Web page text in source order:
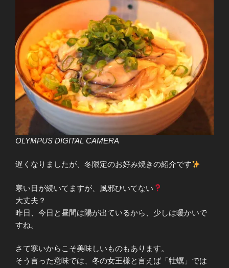
OLYMPUS DIGITAL CAMERA
遅くなりましたが、冬限定のお好み焼きの紹介です
寒い日が続いてますが、風邪ひいてない
大丈夫？
昨日、今日と昼間は陽が出ているから、少しは暖かいで
すね。
さて寒いからこそ美味しいものもあります。
そう言った意味では、冬の女王様と言えば「牡蠣」では